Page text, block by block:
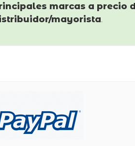
marcas a precio
mayorista.